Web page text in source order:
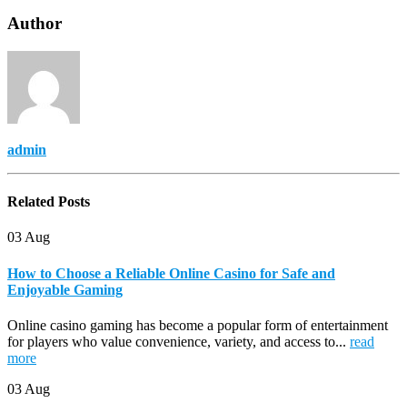
Author
admin
Related Posts
03 Aug
How to Choose a Reliable Online Casino for Safe and
Enjoyable Gaming
Online casino gaming has become a popular form of entertainment
for players who value convenience, variety, and access to... read
more
03 Aug